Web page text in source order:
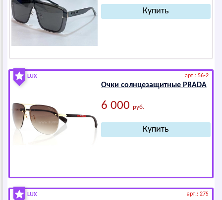
LUX арт.: 56-2
Очки солнцезащитные РRАDА
6 000 руб.
LUX арт.: 27S